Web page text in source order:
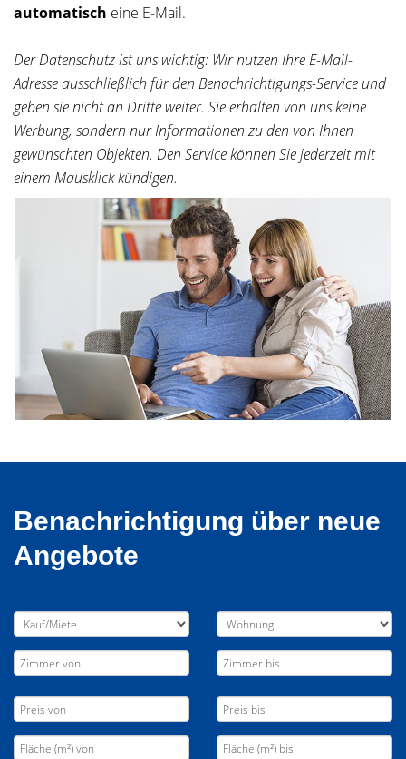
automatisch eine E-Mail.
Der Datenschutz ist uns wichtig: Wir nutzen Ihre E-Mail-
Adresse ausschließlich für den Benachrichtigungs-Service und
geben sie nicht an Dritte weiter. Sie erhalten von uns keine
Werbung, sondern nur Informationen zu den von Ihnen
gewünschten Objekten. Den Service können Sie jederzeit mit
einem Mausklick kündigen.
Benachrichtigung über neue
Angebote